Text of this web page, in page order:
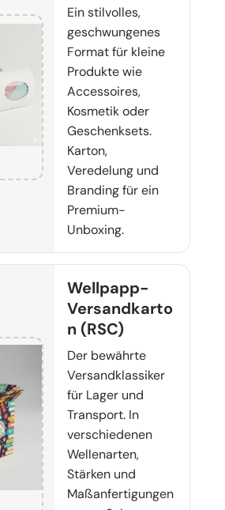
Ein stilvolles,
geschwungenes
Format für kleine
Produkte wie
Accessoires,
Kosmetik oder
Geschenksets.
Karton,
Veredelung und
Branding für ein
Premium-
Unboxing.
Wellpapp-
Versandkarto
n (RSC)
Der bewährte
Versandklassiker
für Lager und
Transport. In
verschiedenen
Wellenarten,
Stärken und
Maßanfertigungen